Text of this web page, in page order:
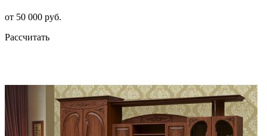
от 50 000 руб.
Рассчитать